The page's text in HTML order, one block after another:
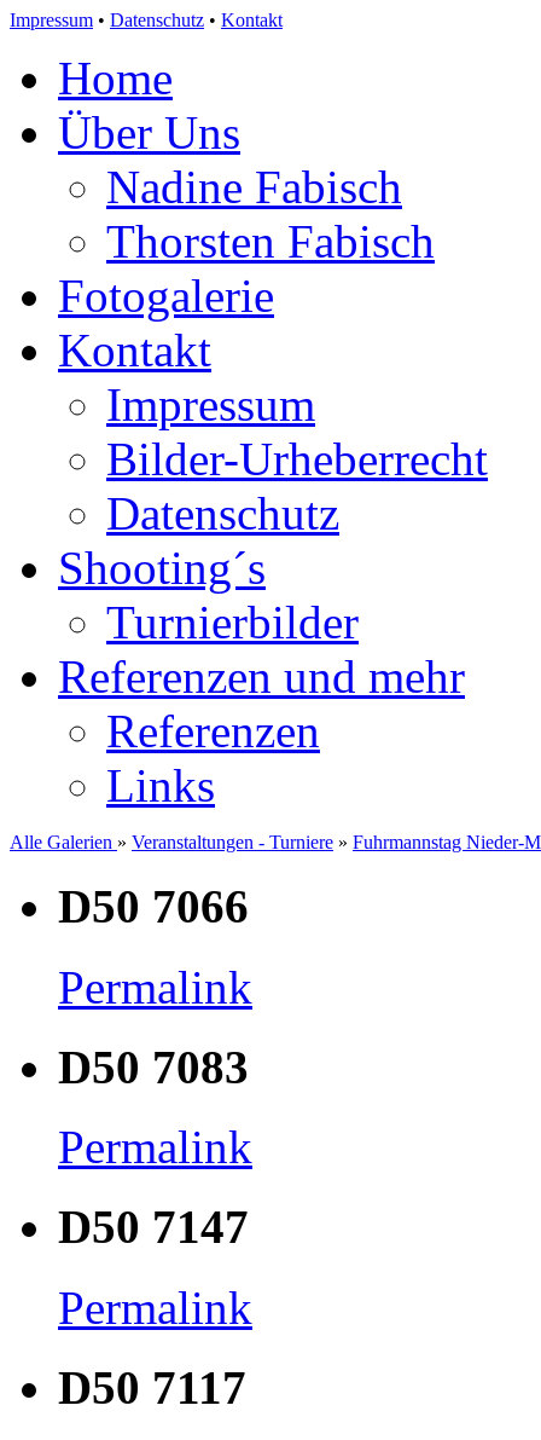
Impressum • Datenschutz • Kontakt
Home
Über Uns
Nadine Fabisch
Thorsten Fabisch
Fotogalerie
Kontakt
Impressum
Bilder-Urheberrecht
Datenschutz
Shooting´s
Turnierbilder
Referenzen und mehr
Referenzen
Links
Alle Galerien » Veranstaltungen - Turniere » Fuhrmannstag Nieder-
D50 7066
Permalink
D50 7083
Permalink
D50 7147
Permalink
D50 7117